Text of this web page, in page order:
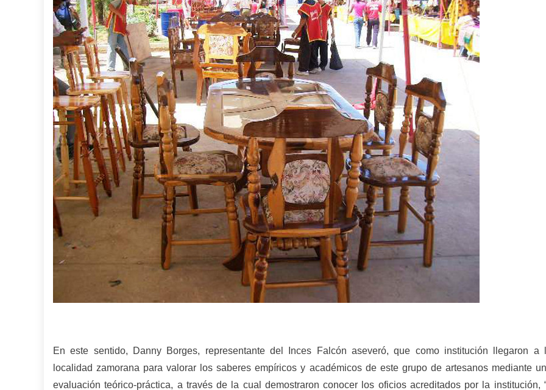
En este sentido, Danny Borges, representante del Inces Falcón aseveró, que como institución llegaron a
localidad zamorana para valorar los saberes empíricos y académicos de este grupo de artesanos mediante
evaluación teórico-práctica, a través de la cual demostraron conocer los oficios acreditados por la institución,